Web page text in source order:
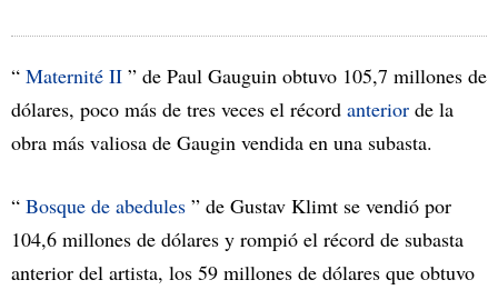
“ Maternité II ” de Paul Gauguin obtuvo 105,7 millones de
dólares, poco más de tres veces el récord anterior de la
obra más valiosa de Gaugin vendida en una subasta.
“ Bosque de abedules ” de Gustav Klimt se vendió por
104,6 millones de dólares y rompió el récord de subasta
anterior del artista, los 59 millones de dólares que obtuvo